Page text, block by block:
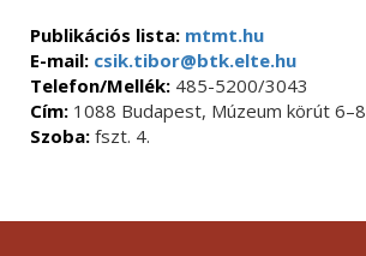
Publikációs lista: mtmt.hu
E-mail: csik.tibor@btk.elte.hu
Telefon/Mellék: 485-5200/3043
Cím: 1088 Budapest, Múzeum körút 6–8
Szoba: fszt. 4.